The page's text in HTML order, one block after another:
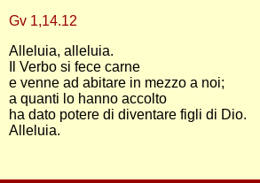
Gv 1,14.12
Alleluia, alleluia.
Il Verbo si fece carne
e venne ad abitare in mezzo a noi;
a quanti lo hanno accolto
ha dato potere di diventare figli di Dio.
Alleluia.